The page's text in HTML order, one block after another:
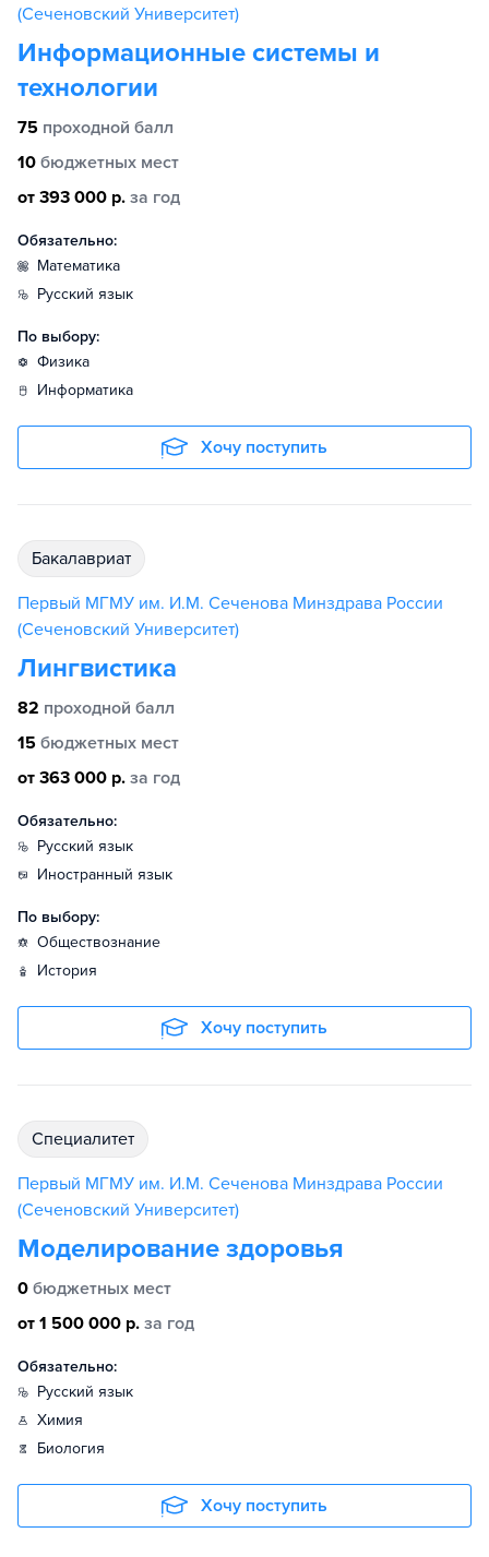
(Сеченовский Университет)
Информационные системы и
технологии
75 проходной балл
10 бюджетных мест
от 393 000 р. за год
Обязательно:
математика
русский язык
По выбору:
физика
информатика
Хочу поступить
бакалавриат
Первый МГМУ им. И.М. Сеченова Минздрава России
(Сеченовский Университет)
Лингвистика
82 проходной балл
15 бюджетных мест
от 363 000 р. за год
Обязательно:
русский язык
иностранный язык
По выбору:
обществознание
история
Хочу поступить
специалитет
Первый МГМУ им. И.М. Сеченова Минздрава России
(Сеченовский Университет)
Моделирование здоровья
0 бюджетных мест
от 1 500 000 р. за год
Обязательно:
русский язык
химия
биология
Хочу поступить